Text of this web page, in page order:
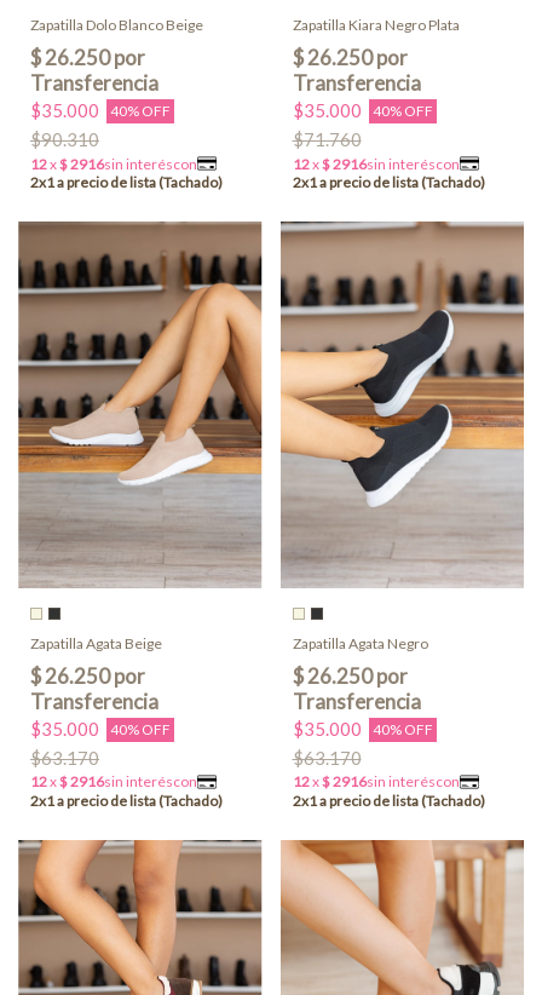
Zapatilla Dolo Blanco Beige
$35.000 40% OFF
$90.310
Zapatilla Kiara Negro Plata
$35.000 40% OFF
$71.760
Zapatilla Agata Beige
$35.000 40% OFF
$63.170
Zapatilla Agata Negro
$35.000 40% OFF
$63.170